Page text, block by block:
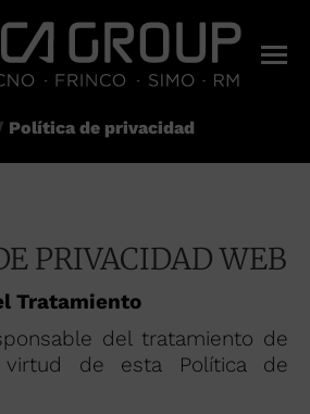
Política de privacidad
PRIVACIDAD WEB
Tratamiento
del tratamiento de
de esta Política de